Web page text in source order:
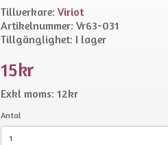
Tillverkare:Viriot
Artikelnummer: Vr63-031
Tillgänglighet: I lager
15kr
Exkl moms: 12kr
Antal